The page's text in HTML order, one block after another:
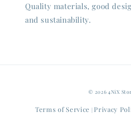
Quality materials, good
and sustainability.
© 2026 4NiX
Terms of Service Privacy